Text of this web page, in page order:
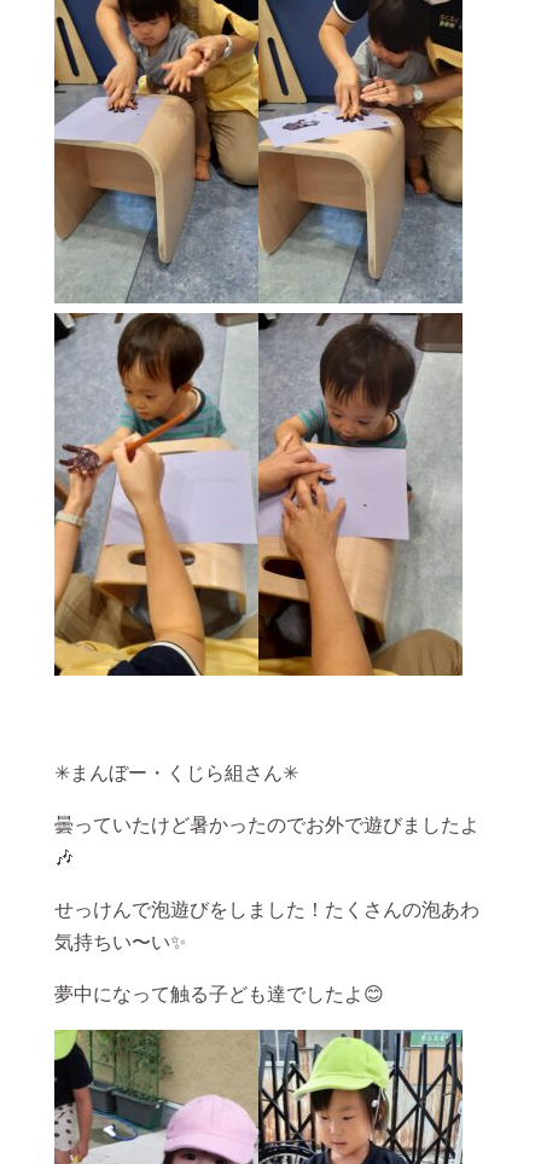
✳まんぼー・くじら組さん✳
曇っていたけど暑かったのでお外で遊びましたよ
🎶
せっけんで泡遊びをしました！たくさんの泡あわ
気持ちい〜い✨
夢中になって触る子ども達でしたよ😊